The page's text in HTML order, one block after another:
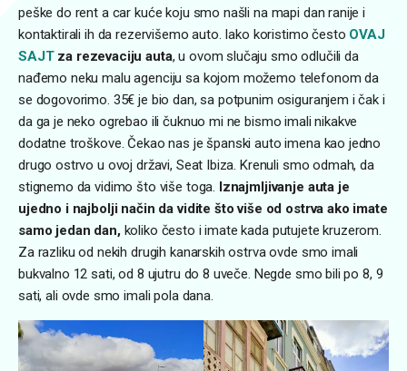
peške do rent a car kuće koju smo našli na mapi dan ranije i
kontaktirali ih da rezervišemo auto. Iako koristimo često OVAJ
SAJTza rezevaciju auta, u ovom slučaju smo odlučili da
nađemo neku malu agenciju sa kojom možemo telefonom da
se dogovorimo. 35€ je bio dan, sa potpunim osiguranjem i čak i
da ga je neko ogrebao ili čuknuo mi ne bismo imali nikakve
dodatne troškove. Čekao nas je španski auto imena kao jedno
drugo ostrvo u ovoj državi, Seat Ibiza. Krenuli smo odmah, da
stignemo da vidimo što više toga. Iznajmljivanje auta je
ujedno i najbolji način da vidite što više od ostrva ako imate
samo jedan dan,koliko često i imate kada putujete kruzerom.
Za razliku od nekih drugih kanarskih ostrva ovde smo imali
bukvalno 12 sati, od 8 ujutru do 8 uveče. Negde smo bili po 8, 9
sati, ali ovde smo imali pola dana.